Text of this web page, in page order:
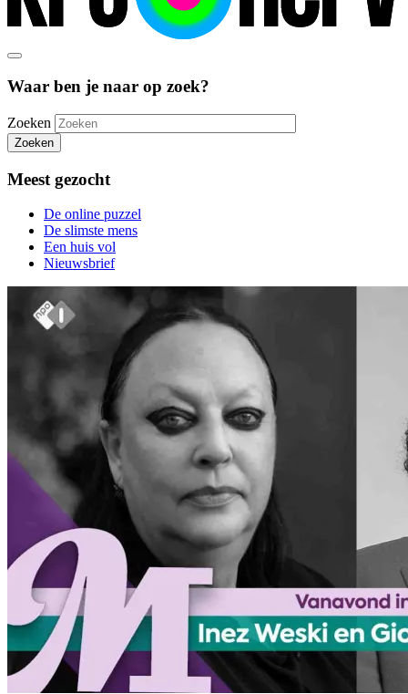
Waar ben je naar op zoek?
Zoeken
Zoeken
Meest gezocht
De online puzzel
De slimste mens
Een huis vol
Nieuwsbrief